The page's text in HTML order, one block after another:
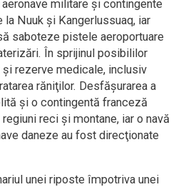
militare şi contingente
la Nuuk şi Kangerlussuaq, iar
saboteze pistele aeroportuare
În sprijinul posibililor
rezerve medicale, inclusiv
răniţilor. Desfăşurarea a
şi o contingentă franceză
reci şi montane, iar o navă
daneze au fost direcţionate
unei riposte împotriva unei